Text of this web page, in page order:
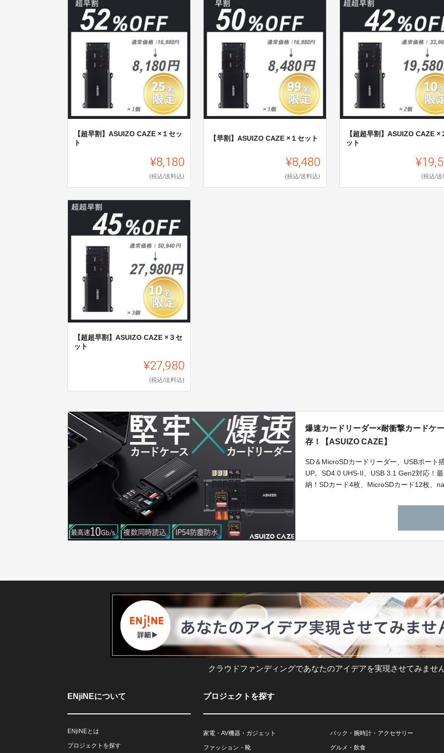
【超早割】ASUIZO CAZE ×１セッ
ト
¥8,180
(税込/送料込)
【早割】ASUIZO CAZE ×１セット
¥8,480
(税込/送料込)
【超超早割】ASUIZO CAZE ×
ット
(税込/送
【超超早割】ASUIZO CAZE ×３セ
ット
¥27,980
(税込/送料込)
爆速カードリーダー×耐衝撃カードケ
存！【ASUIZO CAZE】
SD＆MicroSDカードリーダー、USBポート
UP。SD4.0 UHS-II、USB 3.1 Gen2対応！
納！SDカード4枚、MicroSDカード12枚、
クラウドファンディングであなたのアイデアを実現させてみませ
ENjiNEについて
ENjiNEとは
プロジェクトを探す
プロジェクトを探す
家電・AV機器・ガジェット バック・腕時計・アクセサリー
ファッション・靴 グルメ・飲食